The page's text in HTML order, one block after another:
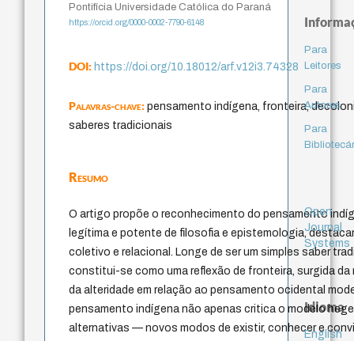
Pontifícia Universidade Católica do Paraná
https://orcid.org/0000-0002-7790-6148
DOI:https://doi.org/10.18012/arf.v12i3.74328
Palavras-chave:pensamento indígena, fronteira,
saberes tradicionais
Resumo
O artigo propõe o reconhecimento do pensamento
legítima e potente de filosofia e epistemologia,
coletivo e relacional. Longe de ser um simples saber
constitui-se como uma reflexão de fronteira, surgida
da alteridade em relação ao pensamento ocidental
pensamento indígena não apenas critica o modelo
alternativas — novos modos de existir, conhecer e
Para
Leitores
Para
Autores
Para
Open
Journal
Systems
Idioma
English